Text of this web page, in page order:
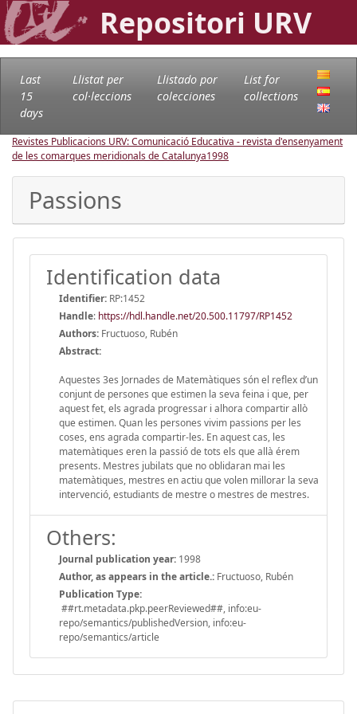
Repositori URV
Last
15
days
Llistat per
col·leccions
Llistado por
colecciones
List for
collections
Revistes Publicacions URV: Comunicació Educativa - revista d'ensenyament
de les comarques meridionals de Catalunya1998
Passions
Identification data
Identifier: RP:1452
Handle: https://hdl.handle.net/20.500.11797/RP1452
Authors: Fructuoso, Rubén
Abstract:
Aquestes 3es Jornades de Matemàtiques són el reflex d’un
conjunt de persones que estimen la seva feina i que, per
aquest fet, els agrada progressar i alhora compartir allò
que estimen. Quan les persones vivim passions per les
coses, ens agrada compartir-les. En aquest cas, les
matemàtiques eren la passió de tots els que allà érem
presents. Mestres jubilats que no oblidaran mai les
matemàtiques, mestres en actiu que volen millorar la seva
intervenció, estudiants de mestre o mestres de mestres.
Others:
Journal publication year: 1998
Author, as appears in the article.: Fructuoso, Rubén
Publication Type:
##rt.metadata.pkp.peerReviewed##, info:eu-
repo/semantics/publishedVersion, info:eu-
repo/semantics/article